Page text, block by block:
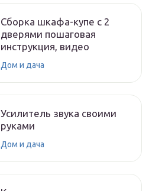
Сборка шкафа-купе с 2
дверями пошаговая
инструкция, видео
Дом и дача
Усилитель звука своими
руками
Дом и дача